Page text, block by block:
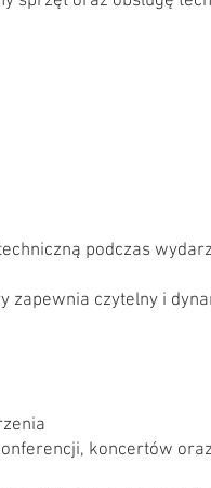
podczas
zapewnia czytelny i
koncertów